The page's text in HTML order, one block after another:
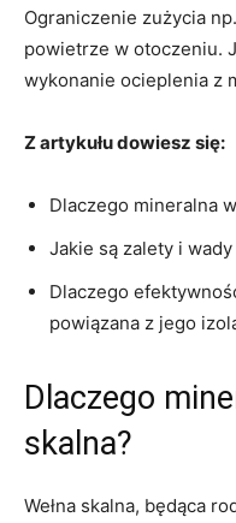
Ograniczenie zużycia
powietrze w otoczeniu.
wykonanie ocieplenia z
Z artykułu dowiesz się:
Dlaczego mineralna
Jakie są zalety i
Dlaczego
powiązana z jego
Dlaczego
skalna?
Wełna skalna, będąca